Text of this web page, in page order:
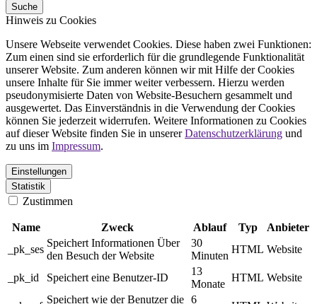
Suche
Hinweis zu Cookies
Unsere Webseite verwendet Cookies. Diese haben zwei Funktionen:
Zum einen sind sie erforderlich für die grundlegende Funktionalität
unserer Website. Zum anderen können wir mit Hilfe der Cookies
unsere Inhalte für Sie immer weiter verbessern. Hierzu werden
pseudonymisierte Daten von Website-Besuchern gesammelt und
ausgewertet. Das Einverständnis in die Verwendung der Cookies
können Sie jederzeit widerrufen. Weitere Informationen zu Cookies
auf dieser Website finden Sie in unsererDatenschutzerklärung und
zu uns im Impressum.
Einstellungen
Statistik
Zustimmen
Name Zweck Ablauf Typ
Anbieter
_pk_ses
Speichert Informationen Über
den Besuch der Website
30
Minuten
HTML Website
_pk_id Speichert eine Benutzer-ID
13
Monate
HTML Website
Speichert wie der Benutzer die 6